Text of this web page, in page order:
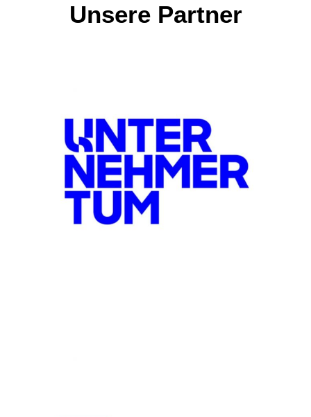
Unsere Partner